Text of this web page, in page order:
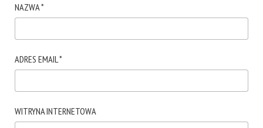
NAZWA*
ADRES EMAIL*
WITRYNA INTERNETOWA